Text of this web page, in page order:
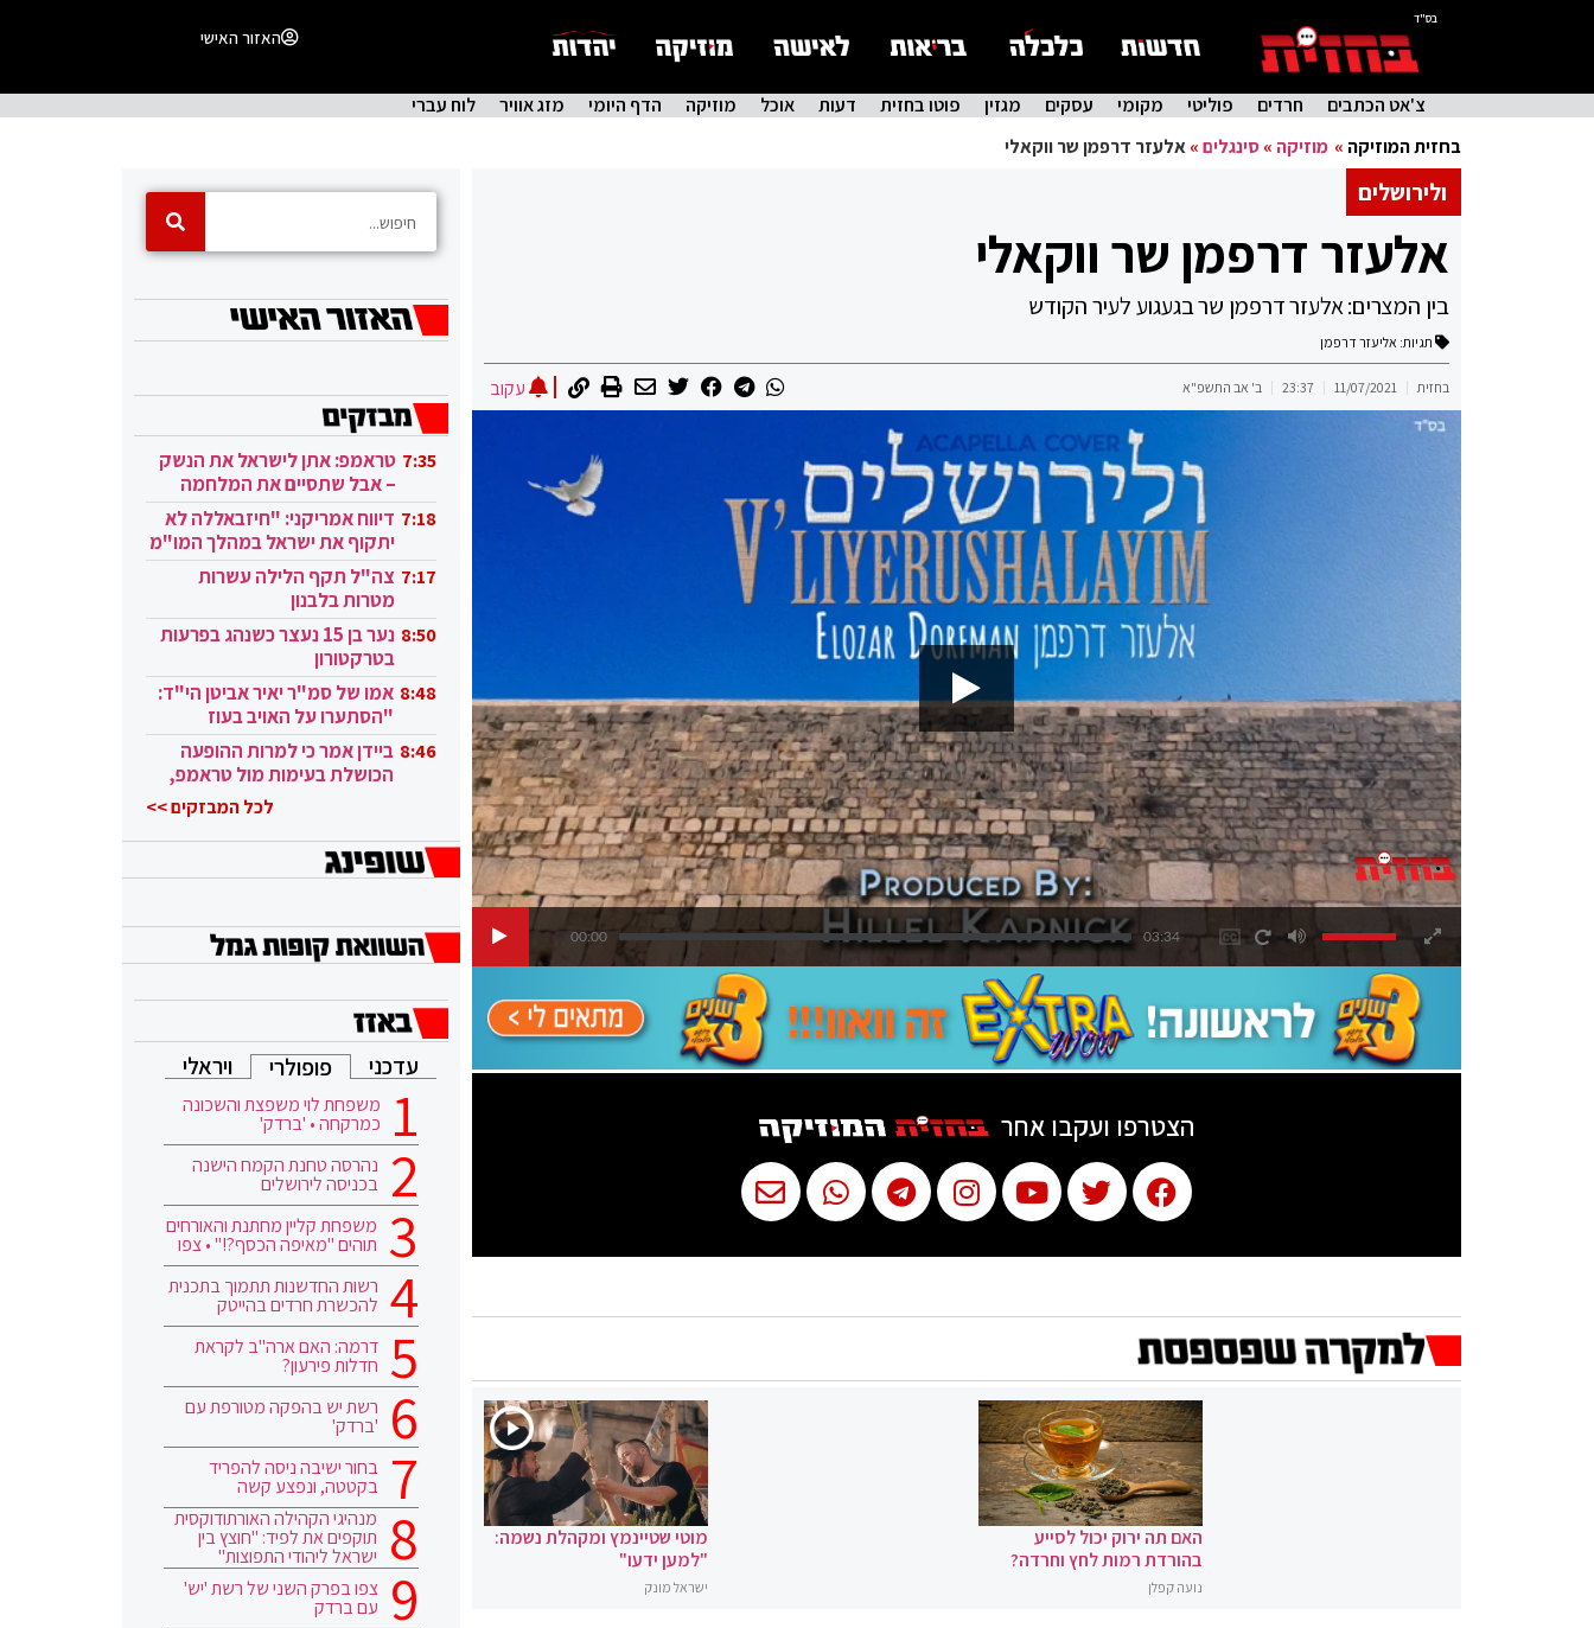
בס"ד
האזור האישי
צ'אט הכתבים חרדים פוליטי מקומי עסקים מגזין פוטו בחזית דעות אוכל מוזיקה הדף היומי מזג אוויר
לוח עברי
בחזית המוזיקה » מוזיקה »סינגלים»אלעזר דרפמן שר ווקאלי
ולירושלים
אלעזר דרפמן שר ווקאלי
בין המצרים: אלעזר דרפמן שר בגעגוע לעיר הקודש
תגיות: אליעזר דרפמן
בחזית 11/07/2021
23:37 ב' אב התשפ"א עקוב
00:00 03:34
הצטרפו ועקבו אחר
האם תה ירוק יכול לסייע
בהורדת רמות לחץ וחרדה?
נועה קפלן
מוטי שטיינמץ ומקהלת נשמה:
"למען ידעו"
ישראל מונק
7:35 טראמפ: אתן לישראל את הנשק
– אבל שתסיים את המלחמה
בעזה 7:18 דיווח אמריקני: "חיזבאללה לא
יתקוף את ישראל במהלך המו"מ
בקטאר" 7:17 צה"ל תקף הלילה עשרות
מטרות בלבנון
8:50
נער בן 15 נעצר כשנהג בפרעות
בטרקטורון
8:48 אמו של סמ"ר יאיר אביטן הי"ד:
"הסתערו על האויב בעוז
ובגבורה" 8:46 ביידן אמר כי למרות ההופעה
הכושלת בעימות מול טראמפ,
לכל המבזקים >>
עדכני פופולרי ויראלי
משפחת לוי משפצת והשכונה
כמרקחה • 'ברדק'
נהרסה טחנת הקמח הישנה
בכניסה לירושלים
משפחת קליין מחתנת והאורחים
תוהים "מאיפה הכסף?!" • צפו
רשות החדשנות תתמוך בתכנית
להכשרת חרדים בהייטק
דרמה: האם ארה"ב לקראת
חדלות פירעון?
רשת יש בהפקה מטורפת עם
'ברדק'
בחור ישיבה ניסה להפריד
בקטטה, ונפצע קשה
מנהיגי הקהילה האורתודוקסית
תוקפים את לפיד: "חוצץ בין
ישראל ליהודי התפוצות"
צפו בפרק השני של רשת 'יש'
עם ברדק